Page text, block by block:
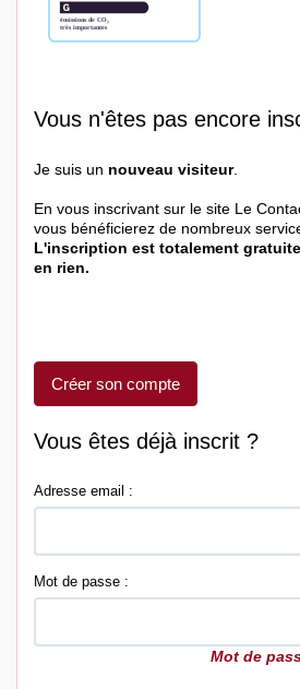
Vous n'êtes pas encore
Je suis un nouveau visiteur.
En vous inscrivant sur le site Le
vous bénéficierez de nombreux
L'inscription est totalement
en rien.
Créer son compte
Vous êtes déjà inscrit ?
Adresse email :
Mot de passe :
Mot de